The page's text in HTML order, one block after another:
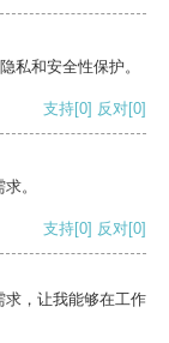
私和安全性保护。
支持[0] 反对[0]
。
支持[0] 反对[0]
求，让我能够在工作